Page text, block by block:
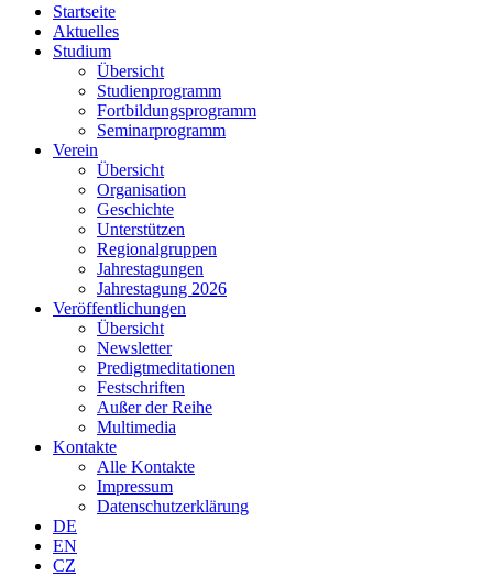
Startseite
Aktuelles
Studium
Übersicht
Studienprogramm
Fortbildungsprogramm
Seminarprogramm
Verein
Übersicht
Organisation
Geschichte
Unterstützen
Regionalgruppen
Jahrestagungen
Jahrestagung 2026
Veröffentlichungen
Übersicht
Newsletter
Predigtmeditationen
Festschriften
Außer der Reihe
Multimedia
Kontakte
Alle Kontakte
Impressum
Datenschutzerklärung
DE
EN
CZ